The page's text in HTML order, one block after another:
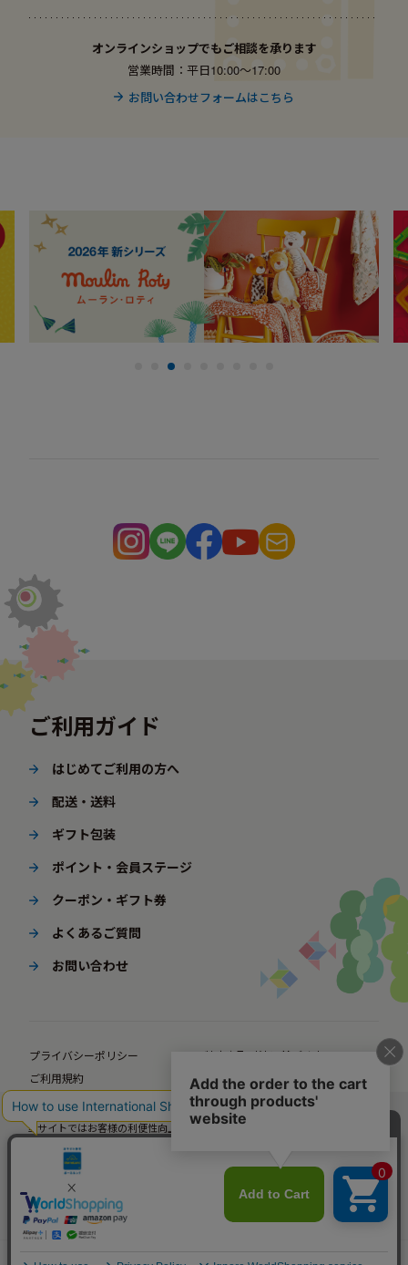
オンラインショップでもご相談を承ります
営業時間：平日10:00〜17:00
お問い合わせフォームはこちら
ご利用ガイド
はじめてご利用の方へ
配送・送料
ギフト包装
ポイント・会員ステージ
クーポン・ギフト券
よくあるご質問
お問い合わせ
プライバシーポリシー
特定商取引法に基づく表示
ご利用規約
ポイント規約
企業サイト
法人様向けオンラインショップ
当サイトではお客様の利便性向上のための情報提供、サービス改善のための分
当サイトの閲覧を継続された場合、Cookieの使用にご同意いただいたものとみ
なします。
詳細については
をご確認ください。